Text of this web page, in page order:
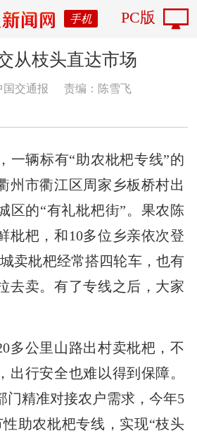
手机 PC版
从枝头直达市场
国交通报
责编：陈雪飞
一辆标有“助农枇杷专线”的
州市衢江区周家乡板桥村出
区的“有礼枇杷街”。果农陈
枇杷，和10多位乡亲依次登
卖枇杷经常搭四轮车，也有
去卖。有了专线之后，大家
多公里山路出村卖枇杷，不
出行安全也难以得到保障。
门精准对接农户需求，今年5
性助农枇杷专线，实现“枝头